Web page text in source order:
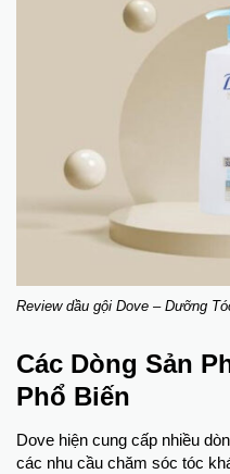
Review dầu gội Dove – Dưỡng
Các Dòng Sản
Phổ Biến
Dove hiện cung cấp nhiều
các nhu cầu chăm sóc tóc